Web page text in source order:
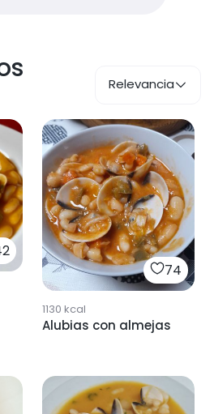
Relevancia
74
1130 kcal
Alubias con almejas